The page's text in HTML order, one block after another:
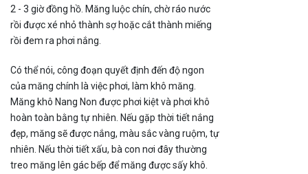
2 - 3 giờ đồng hồ. Măng luộc chín, chờ ráo nước
rồi được xé nhỏ thành sợ hoặc cắt thành miếng
rồi đem ra phơi nắng.
Có thể nói, công đoạn quyết định đến độ ngon
của măng chính là việc phơi, làm khô măng.
Măng khô Nang Non được phơi kiệt và phơi khô
hoàn toàn bằng tự nhiên. Nếu gặp thời tiết nắng
đẹp, măng sẽ được nắng, màu sắc vàng ruộm, tự
nhiên. Nếu thời tiết xấu, bà con nơi đây thường
treo măng lên gác bếp để măng được sấy khô.